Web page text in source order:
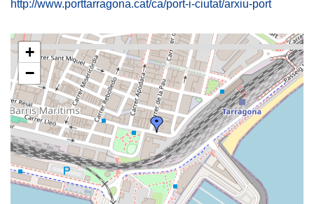
http://www.porttarragona.cat/ca/port-i-ciutat/arxiu-port
+
−